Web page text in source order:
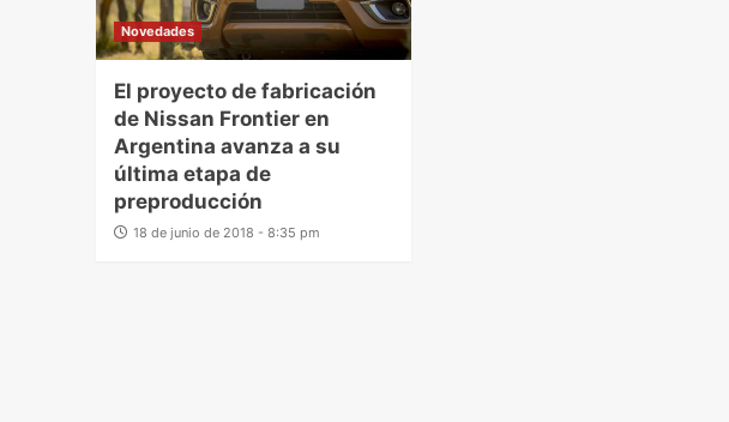
Novedades
El proyecto de fabricación
de Nissan Frontier en
Argentina avanza a su
última etapa de
preproducción
18 de junio de 2018 - 8:35 pm